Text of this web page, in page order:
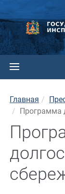
Главная
Программа